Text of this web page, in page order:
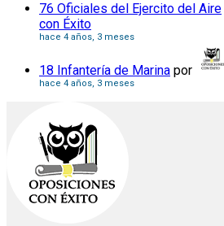
76 Oficiales del Ejercito del Aire
con Éxito
hace 4 años, 3 meses
18 Infantería de Marina por
hace 4 años, 3 meses